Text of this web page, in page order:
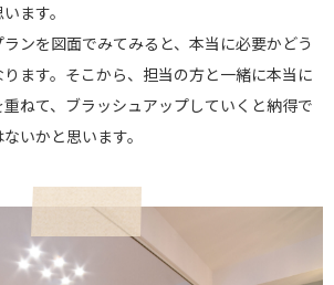
ます。
ンを図面でみてみると、本当に必要かどう
ます。そこから、担当の方と一緒に本当に
ねて、ブラッシュアップしていくと納得で
いかと思います。